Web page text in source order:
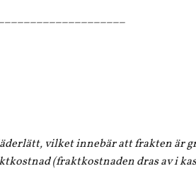
vilket innebär att frakten är
(fraktkostnaden dras av i